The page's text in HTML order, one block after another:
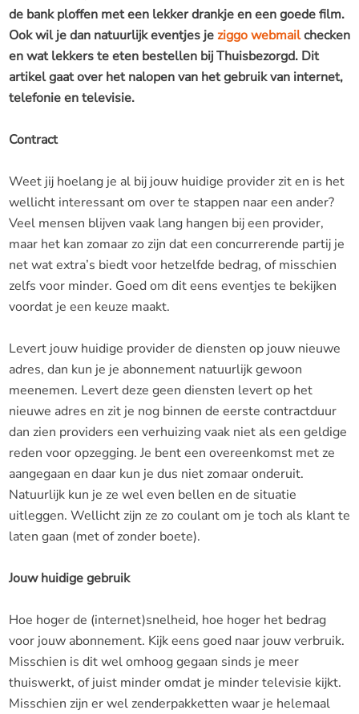
de bank ploffen met een lekker drankje en een goede film.
Ook wil je dan natuurlijk eventjes jeziggo webmailchecken
en wat lekkers te eten bestellen bij Thuisbezorgd. Dit
artikel gaat over het nalopen van het gebruik van internet,
telefonie en televisie.
Contract
Weet jij hoelang je al bij jouw huidige provider zit en is het
wellicht interessant om over te stappen naar een ander?
Veel mensen blijven vaak lang hangen bij een provider,
maar het kan zomaar zo zijn dat een concurrerende partij je
net wat extra’s biedt voor hetzelfde bedrag, of misschien
zelfs voor minder. Goed om dit eens eventjes te bekijken
voordat je een keuze maakt.
Levert jouw huidige provider de diensten op jouw nieuwe
adres, dan kun je je abonnement natuurlijk gewoon
meenemen. Levert deze geen diensten levert op het
nieuwe adres en zit je nog binnen de eerste contractduur
dan zien providers een verhuizing vaak niet als een geldige
reden voor opzegging. Je bent een overeenkomst met ze
aangegaan en daar kun je dus niet zomaar onderuit.
Natuurlijk kun je ze wel even bellen en de situatie
uitleggen. Wellicht zijn ze zo coulant om je toch als klant te
laten gaan (met of zonder boete).
Jouw huidige gebruik
Hoe hoger de (internet)snelheid, hoe hoger het bedrag
voor jouw abonnement. Kijk eens goed naar jouw verbruik.
Misschien is dit wel omhoog gegaan sinds je meer
thuiswerkt, of juist minder omdat je minder televisie kijkt.
Misschien zijn er wel zenderpakketten waar je helemaal